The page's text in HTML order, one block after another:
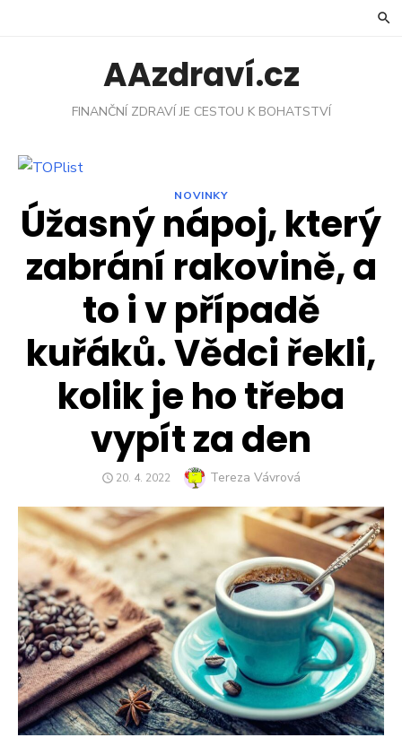
AAzdraví.cz
FINANČNÍ ZDRAVÍ JE CESTOU K BOHATSTVÍ
NOVINKY
Úžasný nápoj, který
zabrání rakovině, a
to i v případě
kuřáků. Vědci řekli,
kolik je ho třeba
vypít za den
POSTED
20. 4. 2022 Author
Tereza Vávrová